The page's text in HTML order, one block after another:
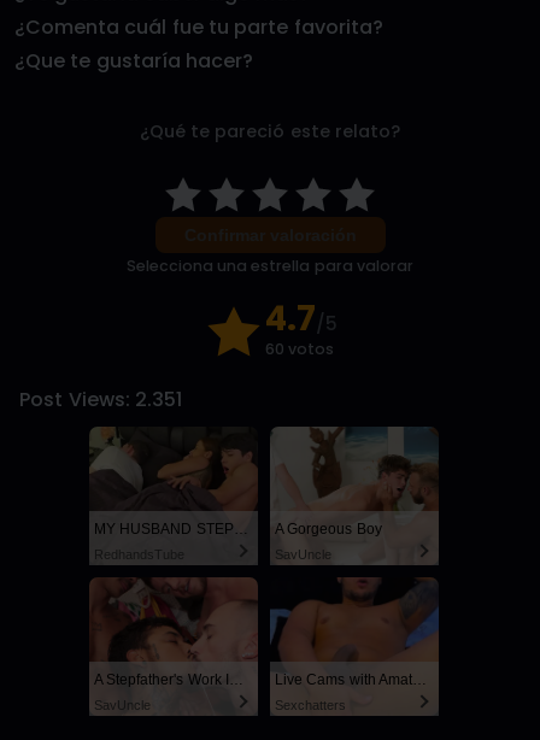
¿Comenta cuál fue tu parte favorita?
¿Que te gustaría hacer?
¿Qué te pareció este relato?
Selecciona una estrella para valorar
4.7/5
60 votos
Post Views: 2.351
MY HUSBAND STEPSON MISTAKENLY GIVES ME IN THE ASS
RedhandsTube
A Gorgeous Boy
SayUncle
A Stepfather's Work Is Never Done
SayUncle
Live Cams with Amateur Men
Sexchatters